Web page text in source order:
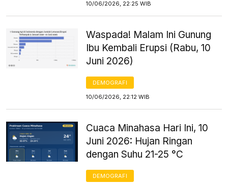
10/06/2026, 22:25 WIB
Waspada! Malam Ini Gunung
Ibu Kembali Erupsi (Rabu, 10
Juni 2026)
DEMOGRAFI
10/06/2026, 22:12 WIB
Cuaca Minahasa Hari Ini, 10
Juni 2026: Hujan Ringan
dengan Suhu 21-25 °C
DEMOGRAFI